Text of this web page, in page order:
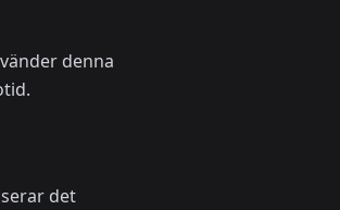
denna
det